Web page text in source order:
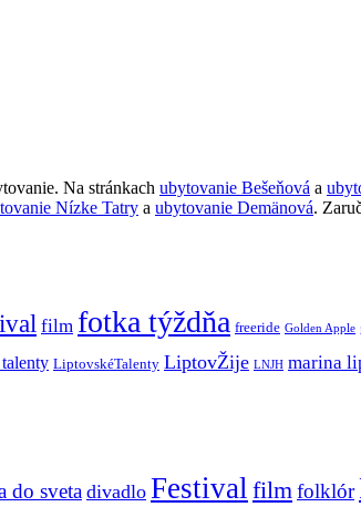
Na stránkach ubytovanie Bešeňová a
Nízke Tatry a ubytovanie Demänová.
film fotka týždňa freeride Golden Apple
LiptovskéTalenty LiptovŽije LNJH marina
do sveta divadlo Festival filmfolklór